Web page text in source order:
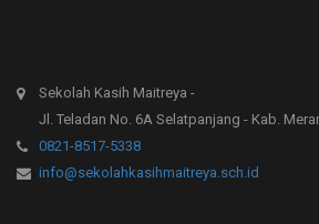
Sekolah Kasih Maitreya -
Jl. Teladan No. 6A Selatpanjang - Kab.
0821-8517-5338
info@sekolahkasihmaitreya.sch.id